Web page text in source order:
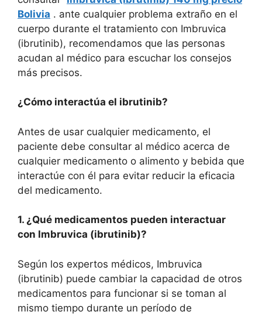
Bolivia . ante cualquier problema extraño en el
cuerpo durante el tratamiento con Imbruvica
(ibrutinib), recomendamos que las personas
acudan al médico para escuchar los consejos
más precisos.
¿Cómo interactúa el ibrutinib?
Antes de usar cualquier medicamento, el
paciente debe consultar al médico acerca de
cualquier medicamento o alimento y bebida que
interactúe con él para evitar reducir la eficacia
del medicamento.
1. ¿Qué medicamentos pueden interactuar
con Imbruvica (ibrutinib)?
Según los expertos médicos, Imbruvica
(ibrutinib) puede cambiar la capacidad de otros
medicamentos para funcionar si se toman al
mismo tiempo durante un período de